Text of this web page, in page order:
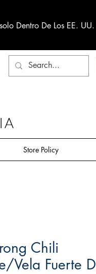
Dentro De Los EE. UU.
Store Policy
Chili
Vela Fuerte